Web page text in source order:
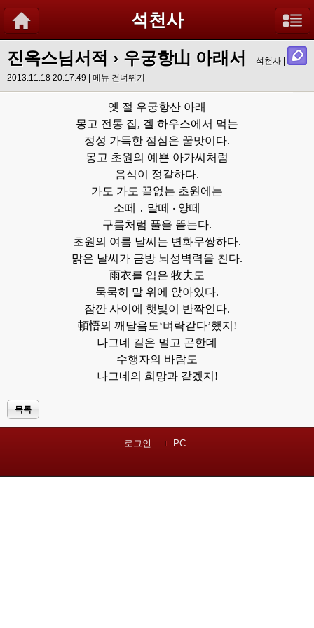
석천사
진옥스님서적 › 우궁항山 아래서
석천사 |
2013.11.18 20:17:49 | 메뉴 건너뛰기
옛 절 우궁항산 아래
몽고 전통 집, 겔 하우스에서 먹는
정성 가득한 점심은 꿀맛이다.
몽고 초원의 예쁜 아가씨처럼
음식이 정갈하다.
가도 가도 끝없는 초원에는
소떼 ․ 말떼 ‧ 양떼
구름처럼 풀을 뜯는다.
초원의 여름 날씨는 변화무쌍하다.
맑은 날씨가 금방 뇌성벽력을 친다.
雨衣를 입은 牧夫도
묵묵히 말 위에 앉아있다.
잠깐 사이에 햇빛이 반짝인다.
頓悟의 깨달음도‘벼락같다’했지!
나그네 길은 멀고 곤한데
수행자의 바람도
나그네의 희망과 같겠지!
목록
로그인... PC